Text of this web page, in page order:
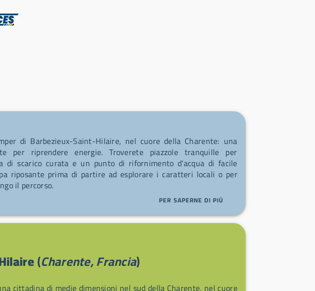
di Barbezieux-Saint-Hilaire, nel cuore della Charente: una
per riprendere energie. Troverete piazzole tranquille per
di scarico curata e un punto di rifornimento d'acqua di facile
riposante prima di partire ad esplorare i caratteri locali o per
il percorso.
PER SAPERNE DI PIÙ
(Charente, Francia)
cittadina di medie dimensioni nel sud della Charente, nel cuore